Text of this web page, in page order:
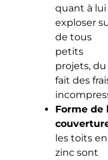
quant à lui
exploser
de tous
petits
projets, du
fait des
Forme de
les toits en
zinc sont